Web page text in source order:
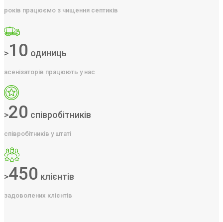
років працюємо з чищення септиків
>10 одиниць
асенізаторів працюють у нас
>20 співробітників
співробітників у штаті
>450 клієнтів
задоволених клієнтів